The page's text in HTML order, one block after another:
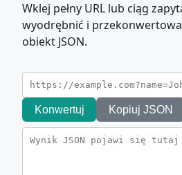
Wklej pełny URL lub ciąg
wyodrębnić i
obiekt JSON.
Konwertuj Kopiuj JSON